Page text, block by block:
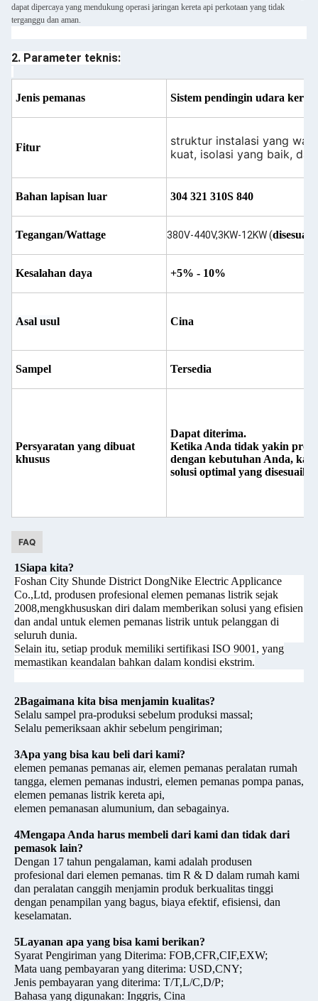
dapat dipercaya yang mendukung operasi jaringan kereta api perkotaan yang tidak
terganggu dan aman.
2. Parameter teknis:
Jenis pemanas Sistem pendingin udara
Fitur
struktur instalasi yang
kuat, isolasi yang baik,
Bahan lapisan luar 304 321 310S 840
Tegangan/Wattage 380V-440V,3KW-12KW (
Kesalahan daya +5% - 10%
Asal usul Cina
Sampel Tersedia
Persyaratan yang dibuat
khusus
Dapat diterima.
Ketika Anda tidak yakin
dengan kebutuhan Anda,
solusi optimal yang
FAQ
1Siapa kita?
Foshan City Shunde District DongNike Electric Applicance
Co.,Ltd, produsen profesional elemen pemanas listrik sejak
2008,mengkhususkan diri dalam memberikan solusi yang efisien
dan andal untuk elemen pemanas listrik untuk pelanggan di
seluruh dunia.
Selain itu, setiap produk memiliki sertifikasi ISO 9001, yang
memastikan keandalan bahkan dalam kondisi ekstrim.
2Bagaimana kita bisa menjamin kualitas?
Selalu sampel pra-produksi sebelum produksi massal;
Selalu pemeriksaan akhir sebelum pengiriman;
3Apa yang bisa kau beli dari kami?
elemen pemanas pemanas air, elemen pemanas peralatan rumah
tangga, elemen pemanas industri, elemen pemanas pompa panas,
elemen pemanas listrik kereta api,
elemen pemanasan alumunium, dan sebagainya.
4Mengapa Anda harus membeli dari kami dan tidak dari
pemasok lain?
Dengan 17 tahun pengalaman, kami adalah produsen
profesional dari elemen pemanas. tim R & D dalam rumah kami
dan peralatan canggih menjamin produk berkualitas tinggi
dengan penampilan yang bagus, biaya efektif, efisiensi, dan
keselamatan.
5Layanan apa yang bisa kami berikan?
Syarat Pengiriman yang Diterima: FOB,CFR,CIF,EXW;
Mata uang pembayaran yang diterima: USD,CNY;
Jenis pembayaran yang diterima: T/T,L/C,D/P;
Bahasa yang digunakan: Inggris, Cina